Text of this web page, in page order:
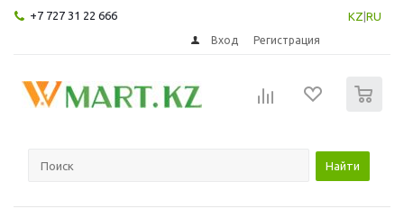
+7 727 31 22 666 KZ RU
Вход Регистрация
Найти